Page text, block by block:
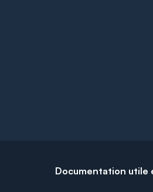
Documentation utile